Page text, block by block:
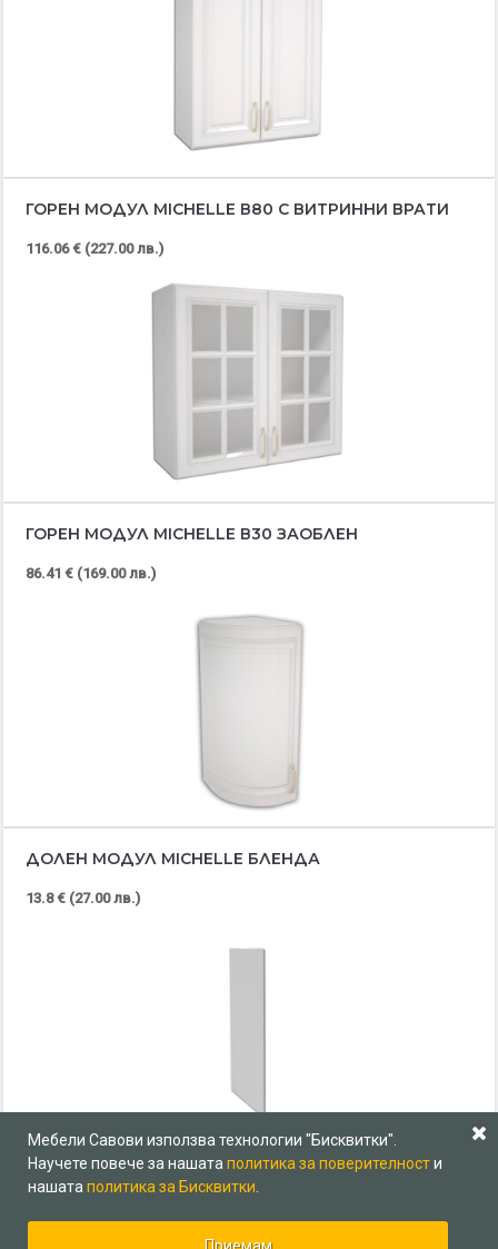
ГОРЕН МОДУЛ MICHELLE В80 С ВИТРИННИ ВРАТИ
116.06 € (227.00 лв.)
ГОРЕН МОДУЛ MICHELLE В30 ЗАОБЛЕН
86.41 € (169.00 лв.)
ДОЛЕН МОДУЛ MICHELLE БЛЕНДА
13.8 € (27.00 лв.)
ГОРЕН МОДУЛ MICHELLE В60/36
46.02 € (90.00 лв.)
Мебели Савови използва технологии "Бисквитки".
Научете повече за нашата политика за поверителности
нашата политика за Бисквитки